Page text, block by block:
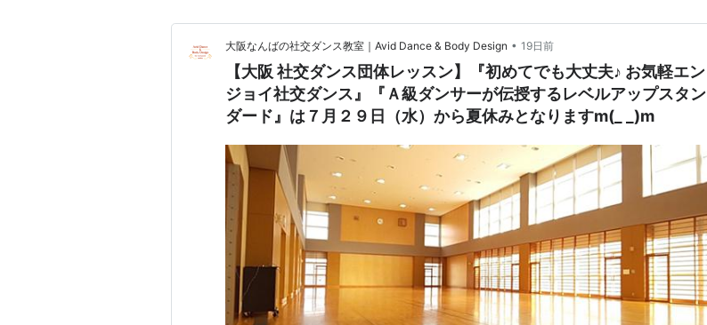
大阪なんばの社交ダンス教室｜Avid Dance & Body Design • 19日前
【大阪 社交ダンス団体レッスン】『初めてでも大丈夫♪ お気軽エン
ジョイ社交ダンス』『Ａ級ダンサーが伝授するレベルアップスタン
ダード』は７月２９日（水）から夏休みとなりますm(_ _)m